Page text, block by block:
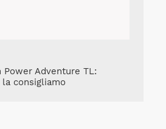
Adventure TL:
consigliamo